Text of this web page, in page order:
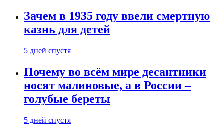
Зачем в 1935 году ввели смертную
казнь для детей
5 дней спустя
Почему во всём мире десантники
носят малиновые, а в России –
голубые береты
5 дней спустя